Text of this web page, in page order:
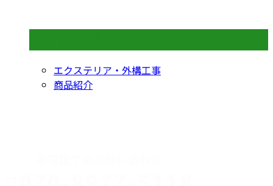
エクステリア・外構工事
商品紹介